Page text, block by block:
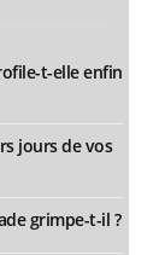
t-elle enfin
jours de vos
grimpe-t-il ?